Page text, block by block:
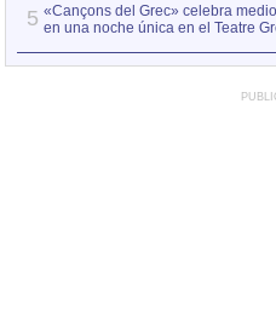
5 «Cançons del Grec» celebra
en una noche única en el Teatre